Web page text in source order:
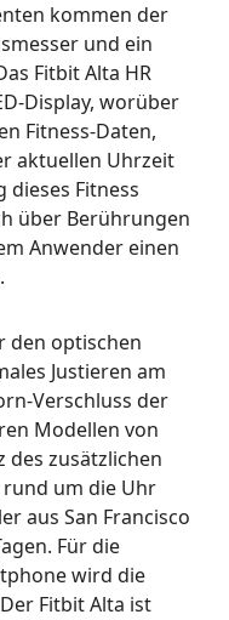
kommen der
und ein
Fitbit Alta HR
Display, worüber
Fitness-Daten,
aktuellen Uhrzeit
Fitness
über Berührungen
Anwender einen
den optischen
Justieren am
Verschluss der
Modellen von
des zusätzlichen
um die Uhr
aus San Francisco
Für die
wird die
Fitbit Alta ist